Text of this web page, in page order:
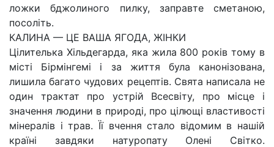
ложки бджолиного пилку, заправте сметаною,
посоліть.
КАЛИНА — ЦЕ ВАША ЯГОДА, ЖІНКИ
Цілителька Хільдегарда, яка жила 800 років тому в
місті Бірмінгемі і за життя була канонізована,
лишила багато чудових рецептів. Свята написала не
один трактат про устрій Всесвіту, про місце і
значення людини в природі, про цілющі властивості
мінералів і трав. Її вчення стало відомим в нашій
країні завдяки натуропату Олені Світко.